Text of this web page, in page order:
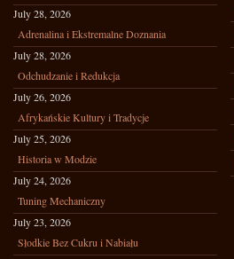
July 28, 2026
Adrenalina i Ekstremalne Doznania
July 28, 2026
Odchudzanie i Redukcja
July 26, 2026
Afrykańskie Kultury i Tradycje
July 25, 2026
Historia w Modzie
July 24, 2026
Tuning Mechaniczny
July 23, 2026
Słodkie Bez Cukru i Nabiału